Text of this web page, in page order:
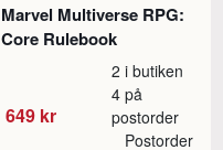
Marvel Multiverse RPG:
Core Rulebook
649 kr
2 i butiken
4 på
postorder
Postorder